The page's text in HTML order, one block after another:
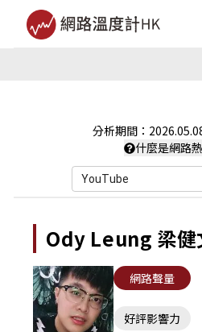
分析期間：
什麼是網路
YouTube
Ody Leung 梁健
網路聲量
好評影響力